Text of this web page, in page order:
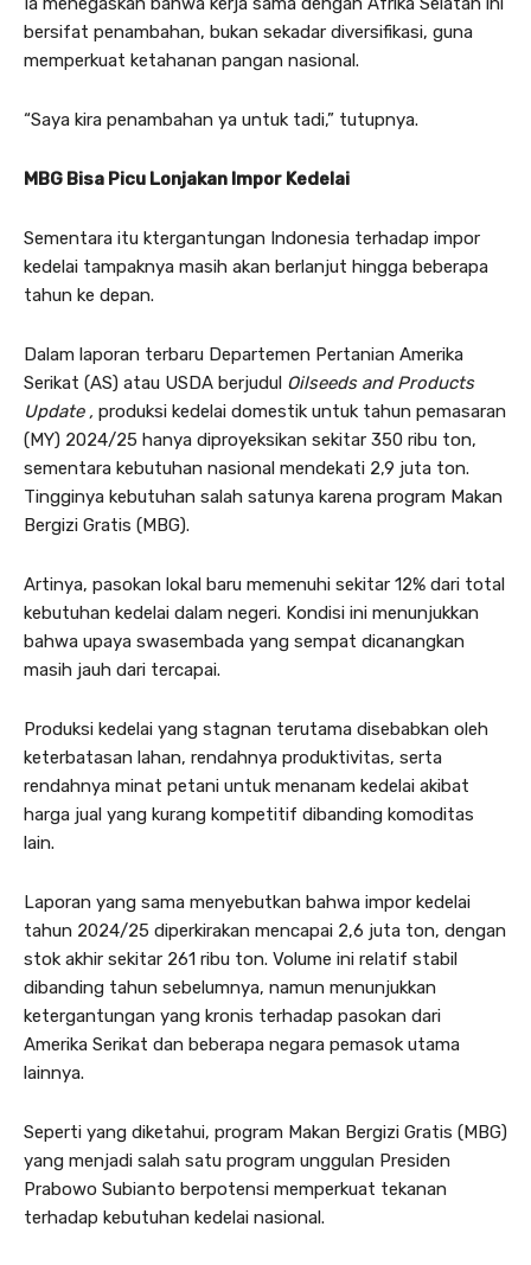
bersifat penambahan, bukan sekadar diversifikasi, guna
memperkuat ketahanan pangan nasional.
“Saya kira penambahan ya untuk tadi,” tutupnya.
MBG Bisa Picu Lonjakan Impor Kedelai
Sementara itu ktergantungan Indonesia terhadap impor
kedelai tampaknya masih akan berlanjut hingga beberapa
tahun ke depan.
Dalam laporan terbaru Departemen Pertanian Amerika
Serikat (AS) atau USDA berjudul Oilseeds and Products
Update , produksi kedelai domestik untuk tahun pemasaran
(MY) 2024/25 hanya diproyeksikan sekitar 350 ribu ton,
sementara kebutuhan nasional mendekati 2,9 juta ton.
Tingginya kebutuhan salah satunya karena program Makan
Bergizi Gratis (MBG).
Artinya, pasokan lokal baru memenuhi sekitar 12% dari total
kebutuhan kedelai dalam negeri. Kondisi ini menunjukkan
bahwa upaya swasembada yang sempat dicanangkan
masih jauh dari tercapai.
Produksi kedelai yang stagnan terutama disebabkan oleh
keterbatasan lahan, rendahnya produktivitas, serta
rendahnya minat petani untuk menanam kedelai akibat
harga jual yang kurang kompetitif dibanding komoditas
lain.
Laporan yang sama menyebutkan bahwa impor kedelai
tahun 2024/25 diperkirakan mencapai 2,6 juta ton, dengan
stok akhir sekitar 261 ribu ton. Volume ini relatif stabil
dibanding tahun sebelumnya, namun menunjukkan
ketergantungan yang kronis terhadap pasokan dari
Amerika Serikat dan beberapa negara pemasok utama
lainnya.
Seperti yang diketahui, program Makan Bergizi Gratis (MBG)
yang menjadi salah satu program unggulan Presiden
Prabowo Subianto berpotensi memperkuat tekanan
terhadap kebutuhan kedelai nasional.